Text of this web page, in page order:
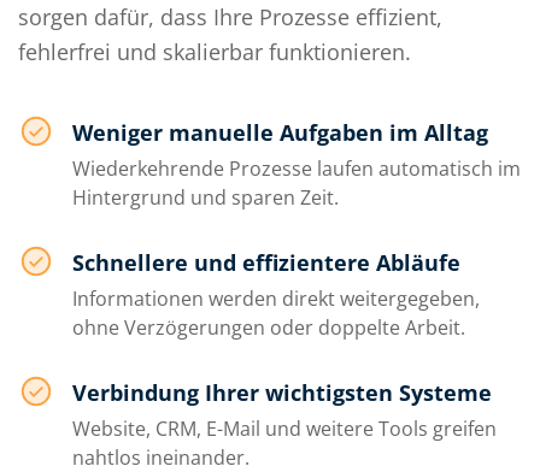
sorgen dafür, dass Ihre Prozesse effizient,
fehlerfrei und skalierbar funktionieren.
Weniger manuelle Aufgaben im Alltag
Wiederkehrende Prozesse laufen automatisch im
Hintergrund und sparen Zeit.
Schnellere und effizientere Abläufe
Informationen werden direkt weitergegeben,
ohne Verzögerungen oder doppelte Arbeit.
Verbindung Ihrer wichtigsten Systeme
Website, CRM, E-Mail und weitere Tools greifen
nahtlos ineinander.